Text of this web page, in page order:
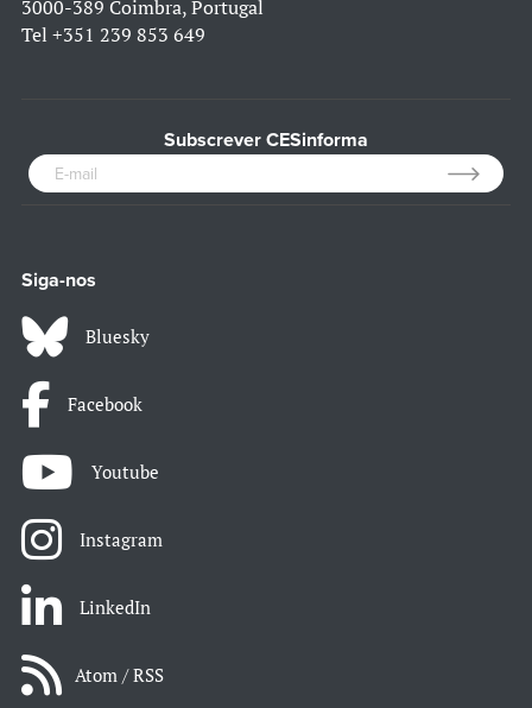
3000-389 Coimbra, Portugal
Tel +351 239 853 649
Subscrever CESinforma
Siga-nos
Bluesky
Facebook
Youtube
Instagram
LinkedIn
Atom / RSS